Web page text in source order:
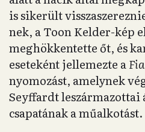
is sikerült
nek, a Toon Kelder-kép
meghökkentette őt, és
eseteként jellemezte a
nyomozást, amelynek
Seyffardt leszármazottai
csapatának a műalkotást.